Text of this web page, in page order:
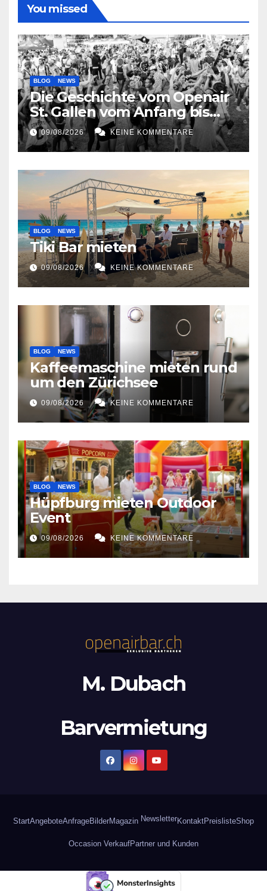
You missed
BLOG NEWS
Die Geschichte vom Openair
St. Gallen vom Anfang bis
jetzt
09/08/2026 KEINE KOMMENTARE
BLOG NEWS
Tiki Bar mieten
09/08/2026 KEINE KOMMENTARE
BLOG NEWS
Kaffeemaschine mieten rund
um den Zürichsee
09/08/2026 KEINE KOMMENTARE
BLOG NEWS
Hüpfburg mieten Outdoor
Event
09/08/2026 KEINE KOMMENTARE
M. Dubach
Barvermietung
StartAngeboteAnfrageBilderMagazin NewsletterKontaktPreislisteShop
Occasion VerkaufPartner und Kunden